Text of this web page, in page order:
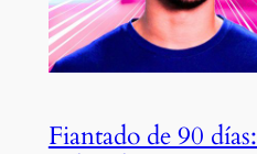
Fiantado de 90